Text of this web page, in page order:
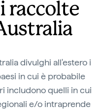
raccolte
divulghi all'estero i
in cui è probabile
includono quelli in cui
e/o intraprende